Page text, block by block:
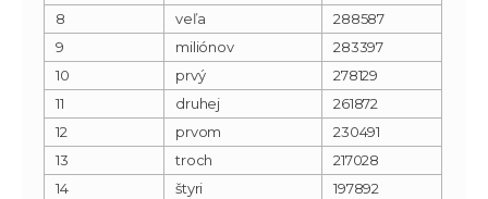
8
veľa
288587
9
miliónov
283397
10
prvý
278129
11
druhej
261872
12
prvom
230491
13
troch
217028
14
štyri
197892